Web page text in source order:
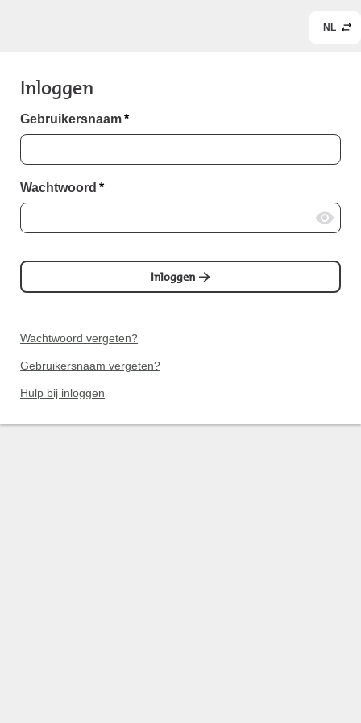
NL
Inloggen
Gebruikersnaam*
Wachtwoord *
Inloggen
Wachtwoord vergeten?
Gebruikersnaam vergeten?
Hulp bij inloggen